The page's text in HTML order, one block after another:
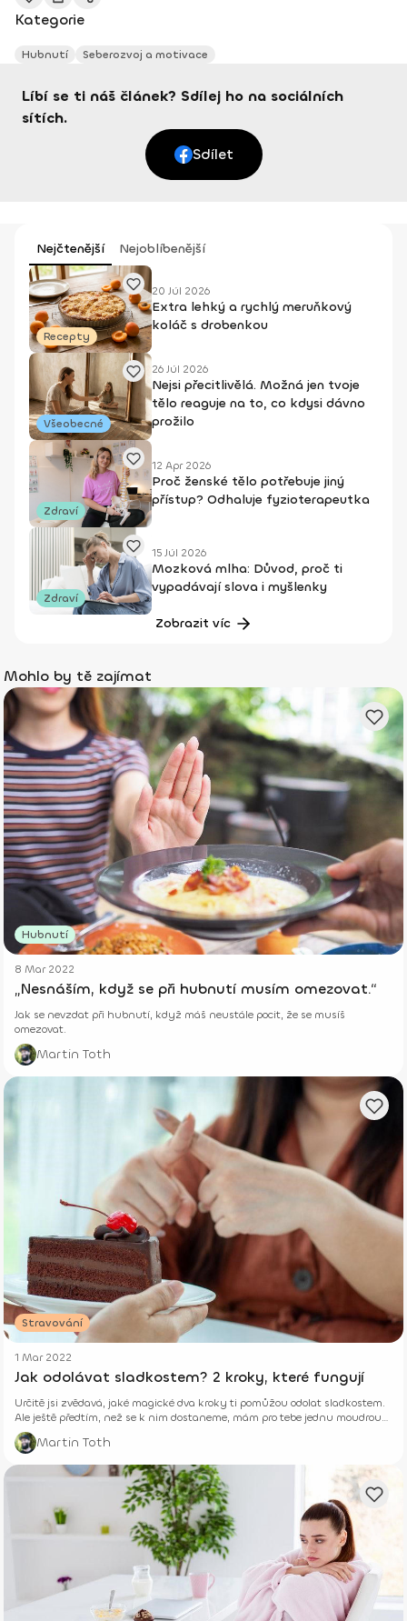
Kategorie
Hubnutí Seberozvoj a motivace
Líbí se ti náš článek? Sdílej ho na sociálních
sítích.
Sdílet
Nejčtenější Nejoblíbenější
Recepty
20 Júl 2026
Extra lehký a rychlý meruňkový
koláč s drobenkou
Všeobecné
26 Júl 2026
Nejsi přecitlivělá. Možná jen tvoje
tělo reaguje na to, co kdysi dávno
prožilo
Zdraví
12 Apr 2026
Proč ženské tělo potřebuje jiný
přístup? Odhaluje fyzioterapeutka
Zdraví
15 Júl 2026
Mozková mlha: Důvod, proč ti
vypadávají slova i myšlenky
Zobrazit víc
Mohlo by tě zajímat
Hubnutí
8 Mar 2022
„Nesnáším, když se při hubnutí musím omezovat.“
Jak se nevzdat při hubnutí, když máš neustále pocit, že se musíš
omezovat.
Martin Toth
Stravování
1 Mar 2022
Jak odolávat sladkostem? 2 kroky, které fungují
Určitě jsi zvědavá, jaké magické dva kroky ti pomůžou odolat sladkostem.
Ale ještě předtím, než se k nim dostaneme, mám pro tebe jednu moudrou
radu.
Martin Toth